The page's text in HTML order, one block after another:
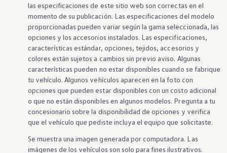
las especificaciones de este sitio web son correctas en el
momento de su publicación. Las especificaciones del modelo
proporcionadas pueden variar según la gama seleccionada, las
opciones y los accesorios instalados. Las especificaciones,
características estándar, opciones, tejidos, accesorios y
colores están sujetos a cambios sin previo aviso. Algunas
características pueden no estar disponibles cuando se fabrique
tu vehículo. Algunos vehículos aparecen en la foto con
opciones que pueden estar disponibles con un costo adicional
o que no están disponibles en algunosmodelos. Pregunta a tu
concesionario sobre la disponibilidad deopciones y verifica
que el vehículo que pediste incluya el equipo que solicitaste.
Se muestra una imagen generada por computadora. Las
imágenes delos vehículos son solo para fines ilustrativos.